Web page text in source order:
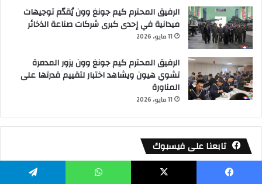
الرفيق المحترم كيم جونغ وون يُقدّم توجيهات
ميدانية في إحدى كبرى شركات صناعة الذخائر
11 مايو، 2026
الرفيق المحترم كيم جونغ وون يزور المدمرة
تشوي هيون ويشاهد اختبار لتقييم قدرتها على
المناورة
11 مايو، 2026
تابعنا على فيسبوك